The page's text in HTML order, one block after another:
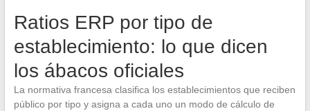
Ratios ERP por tipo de
establecimiento: lo que dicen
los ábacos oficiales
La normativa francesa clasifica los establecimientos que reciben
público por tipo y asigna a cada uno un modo de cálculo de